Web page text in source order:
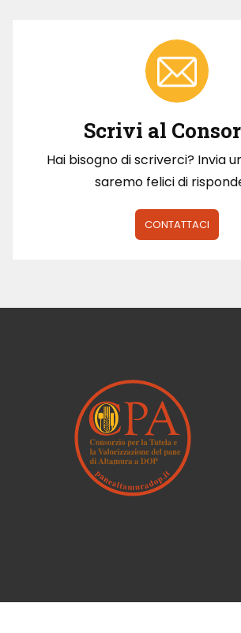
Scrivi al
Hai bisogno di scriverci? Invia
saremo felici di
CONTATTACI